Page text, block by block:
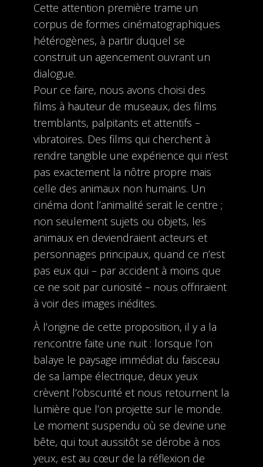
Cette attention première trame un
corpus de formes cinématographiques
hétérogènes, à partir duquel se
construit un agencement ouvrant un
dialogue.
Pour ce faire, nous avons choisi des
films à hauteur de museaux, des films
tremblants, palpitants et attentifs –
vibratoires. Des films qui cherchent à
rendre tangible une expérience qui n’est
pas exactement la nôtre propre mais
celle des animaux non humains. Un
cinéma dont l’animalité serait le centre ;
non seulement sujets ou objets, les
animaux en deviendraient acteurs et
personnages principaux, quand ce n’est
pas eux qui – par accident à moins que
ce ne soit par curiosité – nous offriraient
à voir des images inédites.
À l’origine de cette proposition, il y a la
rencontre faite une nuit : lorsque l’on
balaye le paysage immédiat du faisceau
de sa lampe électrique, deux yeux
crèvent l’obscurité et nous retournent la
lumière que l’on projette sur le monde.
Le moment suspendu où se devine une
bête, qui tout aussitôt se dérobe à nos
yeux, est au cœur de la réflexion de